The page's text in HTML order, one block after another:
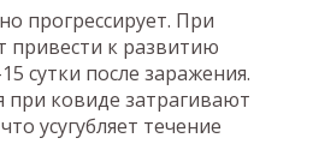
прогрессирует. При
к развитию
сутки после заражения.
ковиде затрагивают
усугубляет течение